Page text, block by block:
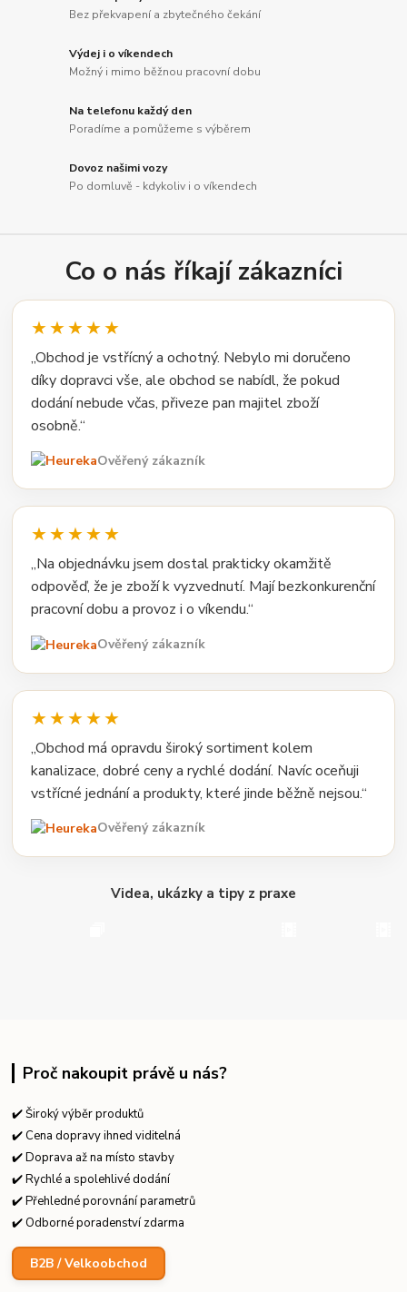
Bez překvapení a zbytečného čekání
Výdej i o víkendech
Možný i mimo běžnou pracovní dobu
Na telefonu každý den
Poradíme a pomůžeme s výběrem
Dovoz našimi vozy
Po domluvě - kdykoliv i o víkendech
Co o nás říkají zákazníci
★★★★★
„Obchod je vstřícný a ochotný. Nebylo mi doručeno
díky dopravci vše, ale obchod se nabídl, že pokud
dodání nebude včas, přiveze pan majitel zboží
osobně.“
Ověřený zákazník
★★★★★
„Na objednávku jsem dostal prakticky okamžitě
odpověď, že je zboží k vyzvednutí. Mají bezkonkurenční
pracovní dobu a provoz i o víkendu.“
Ověřený zákazník
★★★★★
„Obchod má opravdu široký sortiment kolem
kanalizace, dobré ceny a rychlé dodání. Navíc oceňuji
vstřícné jednání a produkty, které jinde běžně nejsou.“
Ověřený zákazník
Videa, ukázky a tipy z praxe
Proč nakoupit právě u nás?
✔️ Široký výběr produktů
✔️ Cena dopravy ihned viditelná
✔️ Doprava až na místo stavby
✔️ Rychlé a spolehlivé dodání
✔️ Přehledné porovnání parametrů
✔️ Odborné poradenství zdarma
B2B / Velkoobchod